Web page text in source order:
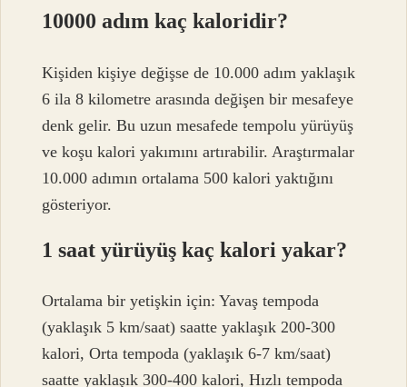
10000 adım kaç kaloridir?
Kişiden kişiye değişse de 10.000 adım yaklaşık
6 ila 8 kilometre arasında değişen bir mesafeye
denk gelir. Bu uzun mesafede tempolu yürüyüş
ve koşu kalori yakımını artırabilir. Araştırmalar
10.000 adımın ortalama 500 kalori yaktığını
gösteriyor.
1 saat yürüyüş kaç kalori yakar?
Ortalama bir yetişkin için: Yavaş tempoda
(yaklaşık 5 km/saat) saatte yaklaşık 200-300
kalori, Orta tempoda (yaklaşık 6-7 km/saat)
saatte yaklaşık 300-400 kalori, Hızlı tempoda